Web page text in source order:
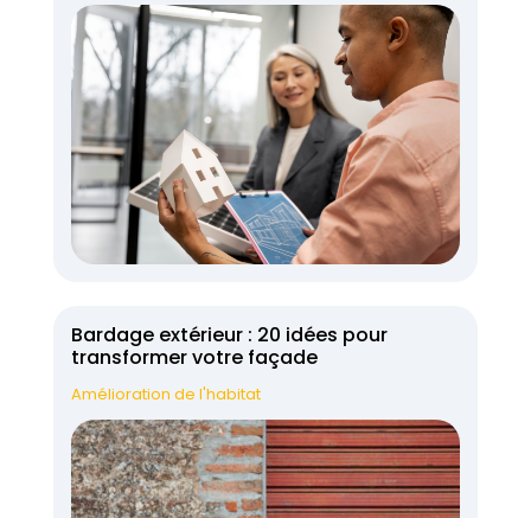
Bardage extérieur : 20 idées pour
transformer votre façade
Amélioration de l'habitat